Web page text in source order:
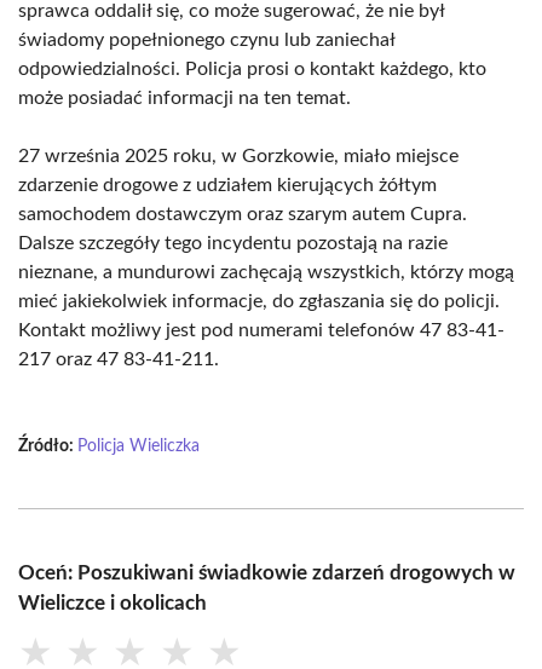
sprawca oddalił się, co może sugerować, że nie był
świadomy popełnionego czynu lub zaniechał
odpowiedzialności. Policja prosi o kontakt każdego, kto
może posiadać informacji na ten temat.
27 września 2025 roku, w Gorzkowie, miało miejsce
zdarzenie drogowe z udziałem kierujących żółtym
samochodem dostawczym oraz szarym autem Cupra.
Dalsze szczegóły tego incydentu pozostają na razie
nieznane, a mundurowi zachęcają wszystkich, którzy mogą
mieć jakiekolwiek informacje, do zgłaszania się do policji.
Kontakt możliwy jest pod numerami telefonów 47 83-41-
217 oraz 47 83-41-211.
Źródło: Policja Wieliczka
Oceń: Poszukiwani świadkowie zdarzeń drogowych w
Wieliczce i okolicach
★ ★ ★ ★ ★